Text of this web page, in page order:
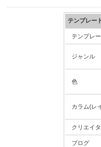
テンプレー
テンプレ
ジャンル
色
カラム(レ
クリエイ
ブログ